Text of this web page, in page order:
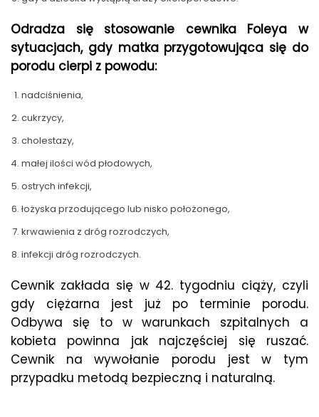
Odradza się stosowanie cewnika Foleya w
sytuacjach, gdy matka przygotowująca się do
porodu cierpi z powodu:
nadciśnienia,
cukrzycy,
cholestazy,
małej ilości wód płodowych,
ostrych infekcji,
łożyska przodującego lub nisko położonego,
krwawienia z dróg rozrodczych,
infekcji dróg rozrodczych.
Cewnik zakłada się w 42. tygodniu ciąży, czyli
gdy ciężarna jest już po terminie porodu.
Odbywa się to w warunkach szpitalnych a
kobieta powinna jak najczęściej się ruszać.
Cewnik na wywołanie porodu jest w tym
przypadku metodą bezpieczną i naturalną.